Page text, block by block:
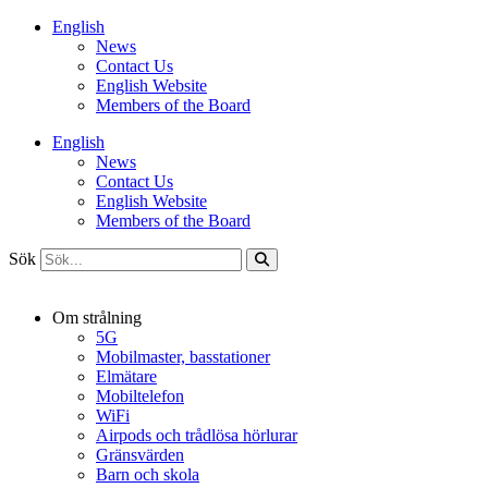
HoppaEnglish
News
Contact Us
English Website
Members of the Board
English
News
Contact Us
English Website
Members of the Board
Sök
Om strålning
5G
Mobilmaster, basstationer
Elmätare
Mobiltelefon
WiFi
Airpods och trådlösa hörlurar
Gränsvärden
Barn och skola